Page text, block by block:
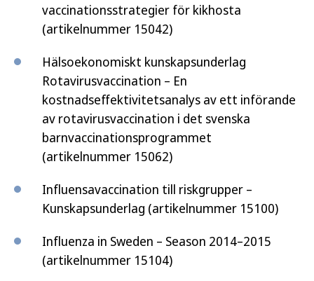
vaccinationsstrategier för kikhosta
(artikelnummer 15042)
Hälsoekonomiskt kunskapsunderlag
Rotavirusvaccination – En
kostnadseffektivitetsanalys av ett införande
av rotavirusvaccination i det svenska
barnvaccinationsprogrammet
(artikelnummer 15062)
Influensavaccination till riskgrupper –
Kunskapsunderlag (artikelnummer 15100)
Influenza in Sweden – Season 2014–2015
(artikelnummer 15104)